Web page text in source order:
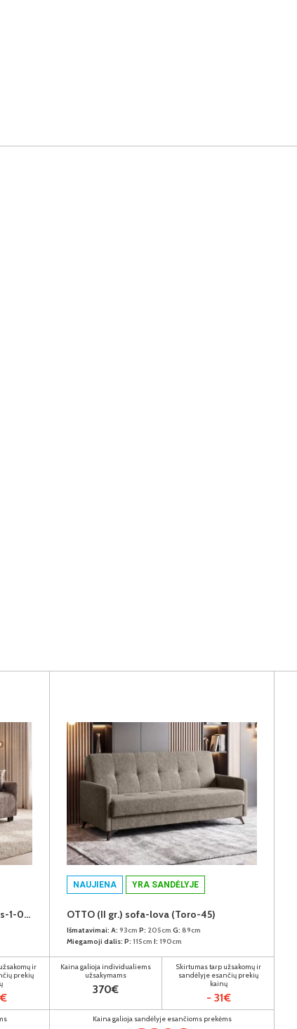
SUPREME (IV gr.) sofa-lova (Markos-1-04)
ir
prekių
NAUJIENA YRA SANDĖLYJE
OTTO (II gr.) sofa-lova (Toro-45)
Išmatavimai: A: 93cm P: 205cm G: 89cm
Miegamoji dalis: P: 115cm I: 190cm
Kaina galioja individualiems
užsakymams
370€
Skirtumas tarp užsakomų ir
sandėlyje esančių prekių
kainų
- 31€
Kaina galioja sandėlyje esančioms prekėms